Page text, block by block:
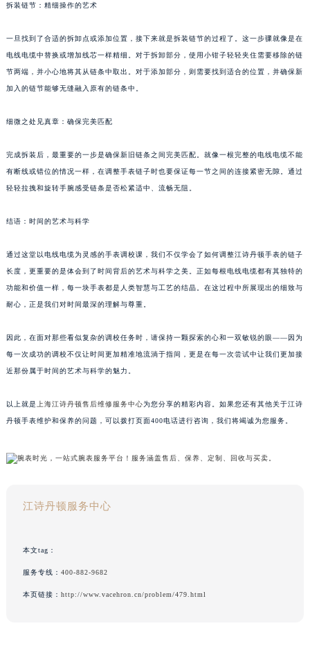
拆装链节：精细操作的艺术
一旦找到了合适的拆卸点或添加位置，接下来就是拆装链节的过程了。这一步骤就像是在
电线电缆中替换或增加线芯一样精细。对于拆卸部分，使用小钳子轻轻夹住需要移除的链
节两端，并小心地将其从链条中取出。对于添加部分，则需要找到适合的位置，并确保新
加入的链节能够无缝融入原有的链条中。
细微之处见真章：确保完美匹配
完成拆装后，最重要的一步是确保新旧链条之间完美匹配。就像一根完整的电线电缆不能
有断线或错位的情况一样，在调整手表链子时也要保证每一节之间的连接紧密无隙。通过
轻轻拉拽和旋转手腕感受链条是否松紧适中、流畅无阻。
结语：时间的艺术与科学
通过这堂以电线电缆为灵感的手表调校课，我们不仅学会了如何调整江诗丹顿手表的链子
长度，更重要的是体会到了时间背后的艺术与科学之美。正如每根电线电缆都有其独特的
功能和价值一样，每一块手表都是人类智慧与工艺的结晶。在这过程中所展现出的细致与
耐心，正是我们对时间最深的理解与尊重。
因此，在面对那些看似复杂的调校任务时，请保持一颗探索的心和一双敏锐的眼——因为
每一次成功的调校不仅让时间更加精准地流淌于指间，更是在每一次尝试中让我们更加接
近那份属于时间的艺术与科学的魅力。
以上就是 上海江诗丹顿售后维修服务中心为您分享的精彩内容。如果您还有其他关于江诗
丹顿手表维护和保养的问题，可以拨打页面400电话进行咨询，我们将竭诚为您服务。
江诗丹顿服务中心
本文tag：
服务专线： 400-882-9682
本页链接： http://www.vacehron.cn/problem/479.html